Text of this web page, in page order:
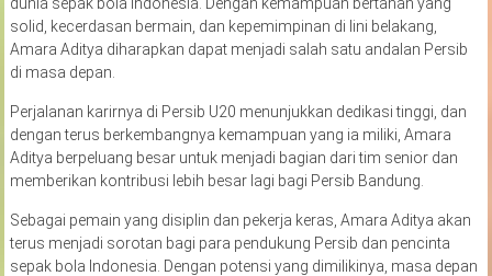
solid, kecerdasan bermain, dan kepemimpinan di lini belakang,
Amara Aditya diharapkan dapat menjadi salah satu andalan Persib
di masa depan.
Perjalanan karirnya di Persib U20 menunjukkan dedikasi tinggi, dan
dengan terus berkembangnya kemampuan yang ia miliki, Amara
Aditya berpeluang besar untuk menjadi bagian dari tim senior dan
memberikan kontribusi lebih besar lagi bagi Persib Bandung.
Sebagai pemain yang disiplin dan pekerja keras, Amara Aditya akan
terus menjadi sorotan bagi para pendukung Persib dan pencinta
sepak bola Indonesia. Dengan potensi yang dimilikinya, masa depan